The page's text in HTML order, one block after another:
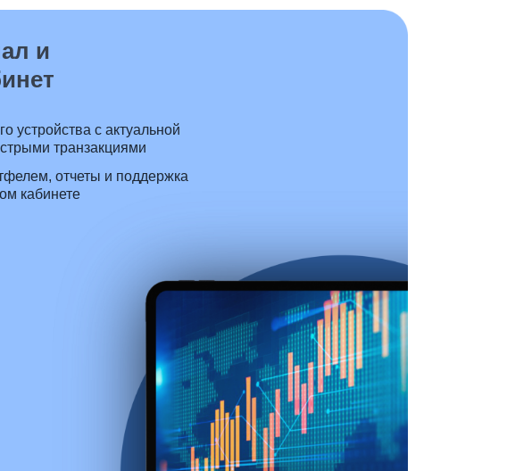
и
устройства с актуальной
транзакциями
отчеты и поддержка
кабинете